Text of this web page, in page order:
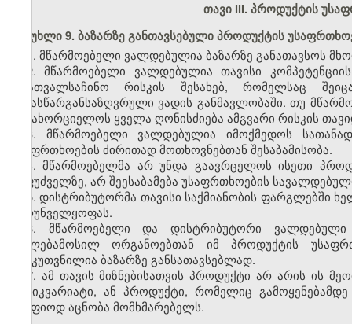
თავი III. პროდუქტის
მუხლი 9. ბაზარზე განთავსებული პროდუქტის
1. მწარმოებელი ვალდებულია ბაზარზე განათავსოს
2. მწარმოებელი ვალდებულია თავისი
არათვალსაჩინო რისკის შესახებ, რომელსაც
წინასწარგანსაზღვრული ვადის განმავლობაში. თუ
განახორციელოს ყველა ღონისძიება ამგვარი რისკის
3. მწარმოებელი ვალდებულია იმოქმედოს
უსაფრთხოების ძირითად მოთხოვნებთან შესაბამისობა.
4. მწარმოებელმა არ უნდა გაავრცელოს ისეთი
საფუძველზე, არ შეესაბამება უსაფრთხოების
5. დისტრიბუტორმა თავისი საქმიანობის ფარგლებში
უზრუნველყოფას.
6. მწარმოებელი და დისტრიბუტორი
უფლებამოსილ ორგანოებთან იმ პროდუქტის
განკუთვნილია ბაზარზე განსათავსებლად.
7. ამ თავის მიზნებისათვის პროდუქტი არ არის ის
ანტიკვარიატი, ან პროდუქტი, რომელიც
მკაფიოდ აცნობა მომხმარებელს.